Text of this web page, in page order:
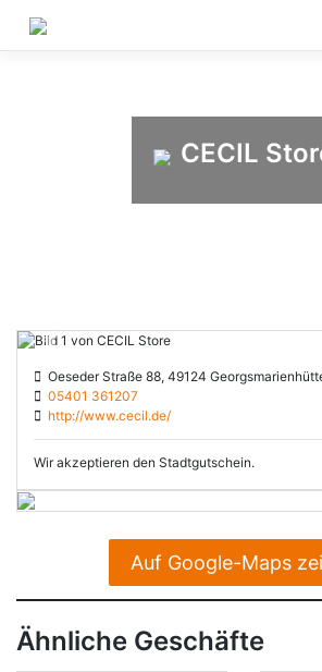
content
CECIL
Previous
Oeseder Straße 88, 49124
05401 361207
http://www.cecil.de/
Wir akzeptieren den Stadtgutschein.
Auf Google-Maps
Ähnliche Geschäfte